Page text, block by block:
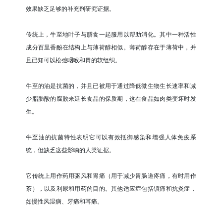
效果缺乏足够的补充剂研究证据。
传统上，牛至地叶子与膳食一起服用以帮助消化。其中一种活性
成分百里香酚在结构上与薄荷醇相似。薄荷醇存在于薄荷中，并
且已知可以松弛咽喉和胃的软组织。
牛至的油是抗菌的，并且已被用于通过降低微生物生长速率和减
少脂肪酸的腐败来延长食品的保质期，这在食品如肉类变坏时发
生。
牛至油的抗菌特性表明它可以有效抵御感染和增强人体免疫系
统，但缺乏这些影响的人类证据。
它传统上用作药用驱风和胃痛（用于减少胃肠道疼痛，有时用作
茶），以及利尿和用药的目的。其他适应症包括镇痛和抗炎症，
如慢性风湿病、牙痛和耳痛。